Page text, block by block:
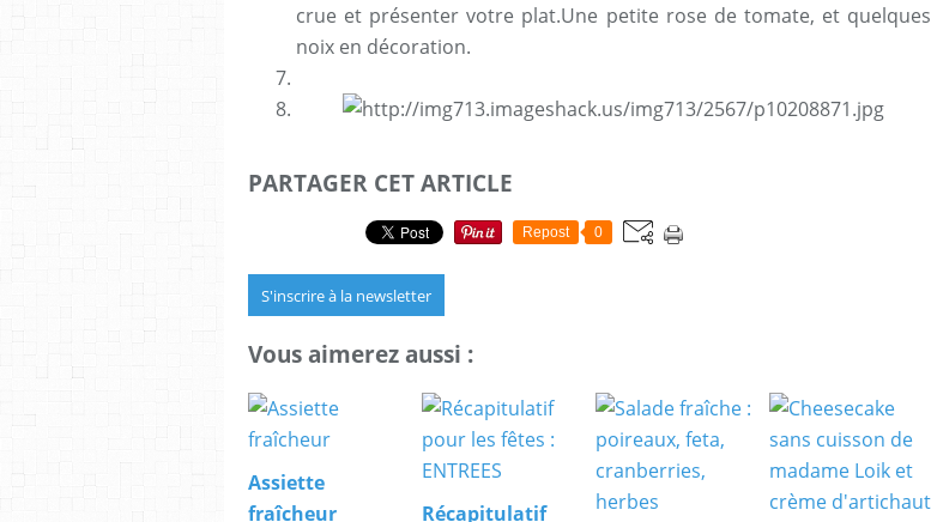
crue et présenter votre plat.Une petite rose de tomate, et quelques
noix en décoration.
PARTAGER CET ARTICLE
Repost 0
S'inscrire à la newsletter
Vous aimerez aussi :
Assiette
fraîcheur
Récapitulatif